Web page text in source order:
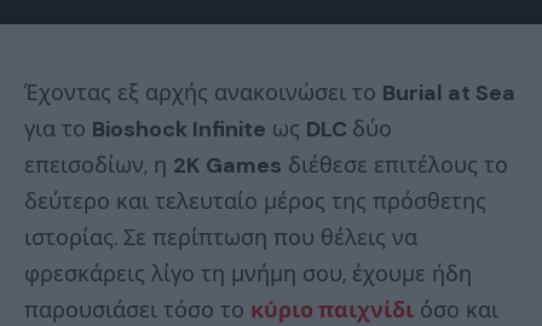
Έχοντας εξ αρχής ανακοινώσει το Burial at Sea
για το Bioshock Infinite ως DLC δύο
επεισοδίων, η 2K Games διέθεσε επιτέλους το
δεύτερο και τελευταίο μέρος της πρόσθετης
ιστορίας. Σε περίπτωση που θέλεις να
φρεσκάρεις λίγο τη μνήμη σου, έχουμε ήδη
παρουσιάσει τόσο το κύριο παιχνίδι όσο και